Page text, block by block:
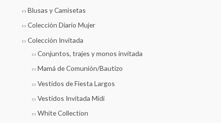
Blusas y Camisetas
Colección Diario Mujer
Colección Invitada
Conjuntos, trajes y monos invitada
Mamá de Comunión/Bautizo
Vestidos de Fiesta Largos
Vestidos Invitada Midi
White Collection